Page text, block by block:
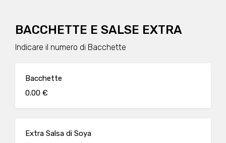
BACCHETTE E SALSE EXTRA
Indicare il numero di Bacchette
Bacchette
0.00 €
Extra Salsa di Soya